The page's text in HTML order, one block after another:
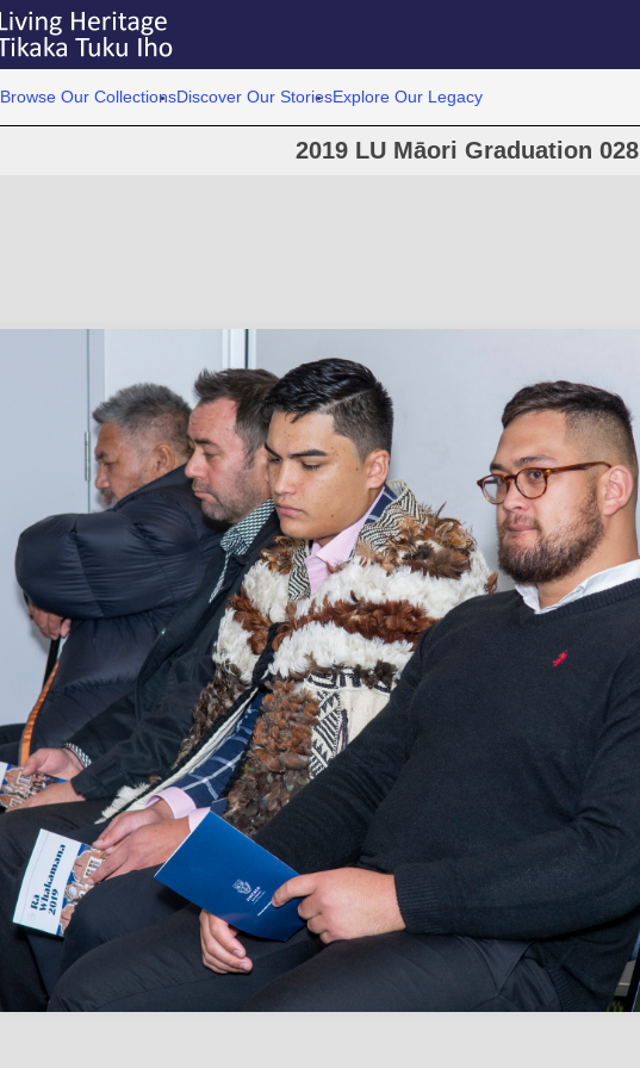
Browse Our CollectionsDiscover Our StoriesExplore Our Legacy
2019 LU Māori Graduation 028